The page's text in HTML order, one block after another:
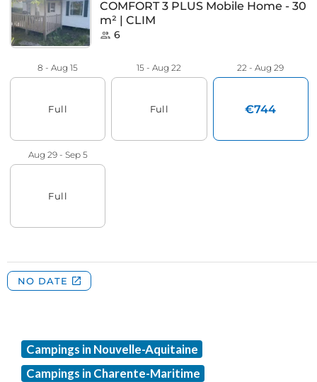
Campings in Nouvelle-Aquitaine
Campings in Charente-Maritime